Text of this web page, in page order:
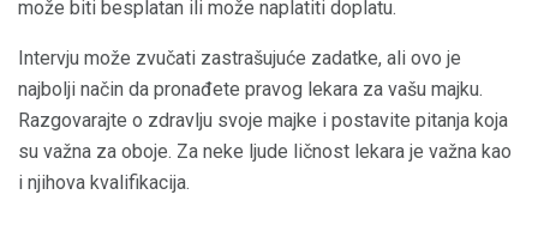
može biti besplatan ili može naplatiti doplatu.
Intervju može zvučati zastrašujuće zadatke, ali ovo je
najbolji način da pronađete pravog lekara za vašu majku.
Razgovarajte o zdravlju svoje majke i postavite pitanja koja
su važna za oboje. Za neke ljude ličnost lekara je važna kao
i njihova kvalifikacija.